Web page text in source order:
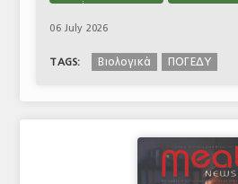
06 July 2026
TAGS: Βιολογικά ΠΟΓΕΔΥ